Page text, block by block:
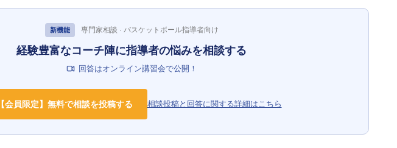
新機能 専門家相談 · バスケットボール指導者向け
経験豊富なコーチ陣に指導者の悩みを相談する
回答はオンライン講習会で公開！
【会員限定】無料で相談を投稿する 相談投稿と回答に関する詳細はこちら